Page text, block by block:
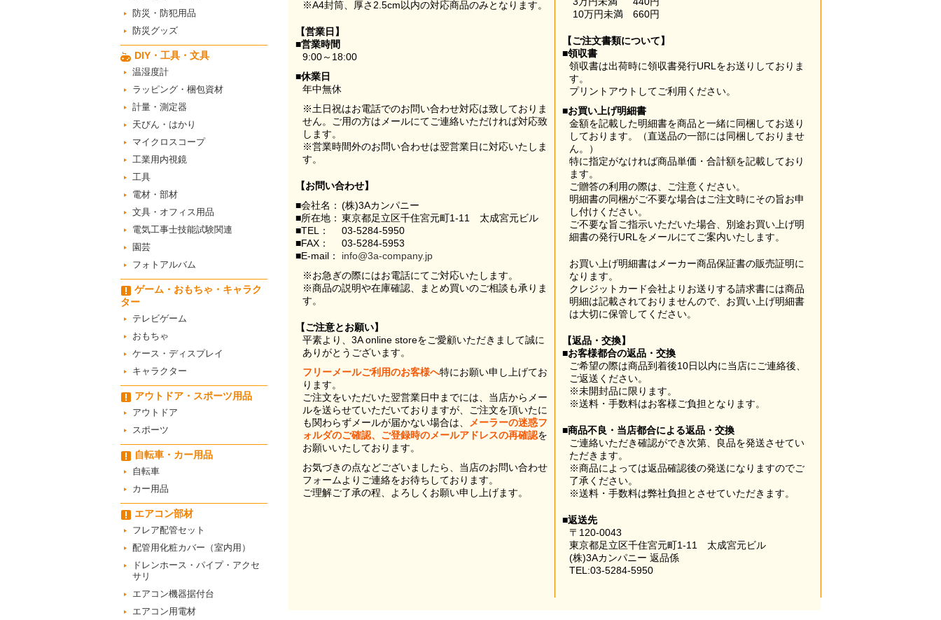
防災・防犯用品
防災グッズ
DIY・工具・文具
温湿度計
ラッピング・梱包資材
計量・測定器
天びん・はかり
マイクロスコープ
工業用内視鏡
工具
電材・部材
文具・オフィス用品
電気工事士技能試験関連
園芸
フォトアルバム
ゲーム・おもちゃ・キャラク
ター
テレビゲーム
おもちゃ
ケース・ディスプレイ
キャラクター
アウトドア・スポーツ用品
アウトドア
スポーツ
自転車・カー用品
自転車
カー用品
エアコン部材
フレア配管セット
配管用化粧カバー（室内用）
ドレンホース・パイプ・アクセ
サリ
エアコン機器据付台
エアコン用電材
※A4封筒、厚さ2.5cm以内の対応商品のみとなります。
【営業日】
■営業時間
9:00～18:00
■休業日
年中無休
※土日祝はお電話でのお問い合わせ対応は致しておりま
せん。ご用の方はメールにてご連絡いただければ対応致
します。
※営業時間外のお問い合わせは翌営業日に対応いたしま
す。
【お問い合わせ】
■会社名： (株)3Aカンパニー
■所在地： 東京都足立区千住宮元町1-11 太成宮元ビル
■TEL：
03-5284-5950
■FAX：
03-5284-5953
■E-mail：
info@3a-company.jp
※お急ぎの際にはお電話にてご対応いたします。
※商品の説明や在庫確認、まとめ買いのご相談も承りま
す。
【ご注意とお願い】
平素より、3A online storeをご愛顧いただきまして誠に
ありがとうございます。
フリーメールご利用のお客様へ特にお願い申し上げてお
ります。
ご注文をいただいた翌営業日中までには、当店からメー
ルを送らせていただいておりますが、ご注文を頂いたに
も関わらずメールが届かない場合は、
メーラーの迷惑フ
ォルダのご確認、ご登録時のメールアドレスの再確認を
お願いいたしております。
お気づきの点などございましたら、当店のお問い合わせ
フォームよりご連絡をお待ちしております。
ご理解ご了承の程、よろしくお願い申し上げます。
10万円未満
660円
【ご注文書類について】
■領収書
領収書は出荷時に領収書発行URLをお送りしておりま
す。
プリントアウトしてご利用ください。
■お買い上げ明細書
金額を記載した明細書を商品と一緒に同梱してお送り
しております。（直送品の一部には同梱しておりませ
ん。）
特に指定がなければ商品単価・合計額を記載しており
ます。
ご贈答の利用の際は、ご注意ください。
明細書の同梱がご不要な場合はご注文時にその旨お申
し付けください。
ご不要な旨ご指示いただいた場合、別途お買い上げ明
細書の発行URLをメールにてご案内いたします。
お買い上げ明細書はメーカー商品保証書の販売証明に
なります。
クレジットカード会社よりお送りする請求書には商品
明細は記載されておりませんので、お買い上げ明細書
は大切に保管してください。
【返品・交換】
■お客様都合の返品・交換
ご希望の際は商品到着後10日以内に当店にご連絡後、
ご返送ください。
※未開封品に限ります。
※送料・手数料はお客様ご負担となります。
■商品不良・当店都合による返品・交換
ご連絡いただき確認ができ次第、良品を発送させてい
ただきます。
※商品によっては返品確認後の発送になりますのでご
了承ください。
※送料・手数料は弊社負担とさせていただきます。
■返送先
〒120-0043
東京都足立区千住宮元町1-11 太成宮元ビル
(株)3Aカンパニー 返品係
TEL:03-5284-5950